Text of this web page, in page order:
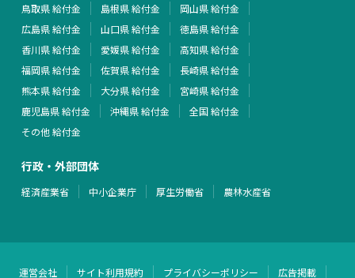
鳥取県 給付金
島根県 給付金
岡山県 給付金
広島県 給付金
山口県 給付金
徳島県 給付金
香川県 給付金
愛媛県 給付金
高知県 給付金
福岡県 給付金
佐賀県 給付金
長崎県 給付金
熊本県 給付金
大分県 給付金
宮崎県 給付金
鹿児島県 給付金
沖縄県 給付金
全国 給付金
その他 給付金
行政・外部団体
経済産業省 中小企業庁 厚生労働省 農林水産省
運営会社 サイト利用規約 プライバシーポリシー 広告掲載